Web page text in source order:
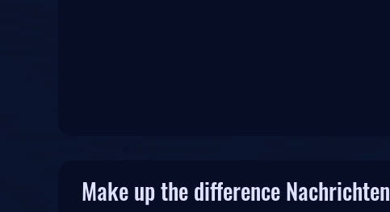
Make up the difference Nachrichten